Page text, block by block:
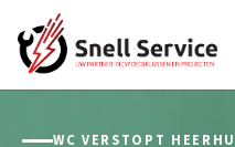
WC VERSTOPT